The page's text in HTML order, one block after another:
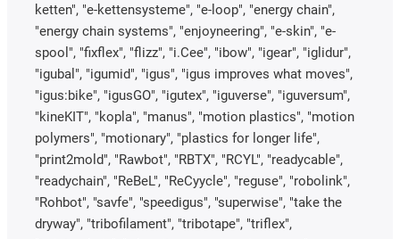
ketten", "e-kettensysteme", "e-loop", "energy chain",
"energy chain systems", "enjoyneering", "e-skin", "e-
spool", "fixflex", "flizz", "i.Cee", "ibow", "igear", "iglidur",
"igubal", "igumid", "igus", "igus improves what moves",
"igus:bike", "igusGO", "igutex", "iguverse", "iguversum",
"kineKIT", "kopla", "manus", "motion plastics", "motion
polymers", "motionary", "plastics for longer life",
"print2mold", "Rawbot", "RBTX", "RCYL", "readycable",
"readychain", "ReBeL", "ReCyycle", "reguse", "robolink",
"Rohbot", "savfe", "speedigus", "superwise", "take the
dryway", "tribofilament", "tribotape", "triflex",